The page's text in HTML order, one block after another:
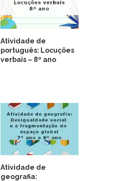
Atividade de
português: Locuções
verbais – 8º ano
Atividade de
geografia: